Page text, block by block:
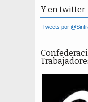
Y en twitter
Tweets por